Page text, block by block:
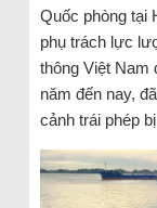
Quốc phòng tại
phụ trách lực
thông Việt Nam
năm đến nay,
cảnh trái phép